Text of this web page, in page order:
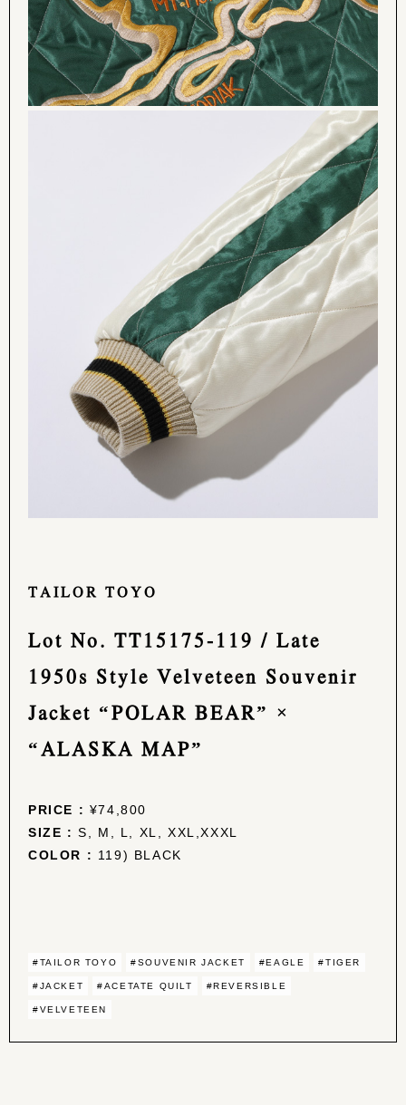
TAILOR TOYO
Lot No. TT15175-119 / Late
1950s Style Velveteen Souvenir
Jacket “POLAR BEAR” ×
“ALASKA MAP”
PRICE : ¥74,800
SIZE : S, M, L, XL, XXL,XXXL
COLOR : 119) BLACK
#TAILOR TOYO #SOUVENIR JACKET #EAGLE #TIGER
#JACKET #ACETATE QUILT #REVERSIBLE
#VELVETEEN